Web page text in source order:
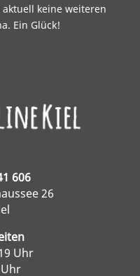
keine weiteren
Ein Glück!
606
26
Uhr
Uhr